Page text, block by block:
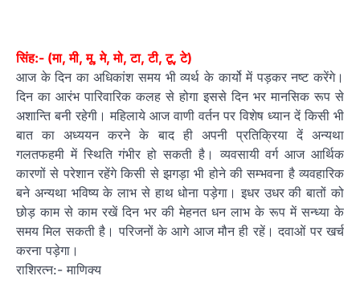
सिंह:- (मा, मी, मू, मे, मो, टा, टी, टू, टे)
आज के दिन का अधिकांश समय भी व्यर्थ के कार्यो में पड़कर नष्ट करेंगे।
दिन का आरंभ पारिवारिक कलह से होगा इससे दिन भर मानसिक रूप से
अशान्ति बनी रहेगी। महिलाये आज वाणी वर्तन पर विशेष ध्यान दें किसी भी
बात का अध्ययन करने के बाद ही अपनी प्रतिक्रिया दें अन्यथा
गलतफहमी में स्थिति गंभीर हो सकती है। व्यवसायी वर्ग आज आर्थिक
कारणों से परेशान रहेंगे किसी से झगड़ा भी होने की सम्भवना है व्यवहारिक
बने अन्यथा भविष्य के लाभ से हाथ धोना पड़ेगा। इधर उधर की बातों को
छोड़ काम से काम रखें दिन भर की मेहनत धन लाभ के रूप में सन्ध्या के
समय मिल सकती है। परिजनों के आगे आज मौन ही रहें। दवाओं पर खर्च
करना पड़ेगा।
राशिरत्न:- माणिक्य